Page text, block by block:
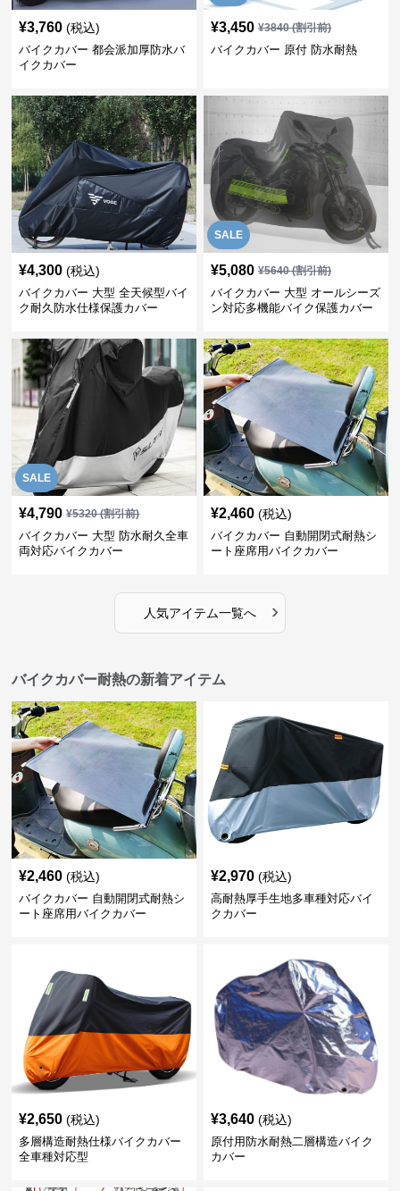
¥3,760 (税込)
バイクカバー 都会派加厚防水バ
イクカバー
¥3,450 ¥3840(割引前)
バイクカバー 原付 防水耐熱
¥4,300 (税込)
バイクカバー 大型 全天候型バイ
ク耐久防水仕様保護カバー
SALE
¥5,080 ¥5640(割引前)
バイクカバー 大型 オールシーズ
ン対応多機能バイク保護カバー
SALE
¥4,790 ¥5320(割引前)
バイクカバー 大型 防水耐久全車
両対応バイクカバー
¥2,460 (税込)
バイクカバー 自動開閉式耐熱シ
ート座席用バイクカバー
人気アイテム一覧へ ›
バイクカバー耐熱の新着アイテム
¥2,460 (税込)
バイクカバー 自動開閉式耐熱シ
ート座席用バイクカバー
¥2,970 (税込)
高耐熱厚手生地多車種対応バイ
クカバー
¥2,650 (税込)
多層構造耐熱仕様バイクカバー
全車種対応型
¥3,640 (税込)
原付用防水耐熱二層構造バイク
カバー